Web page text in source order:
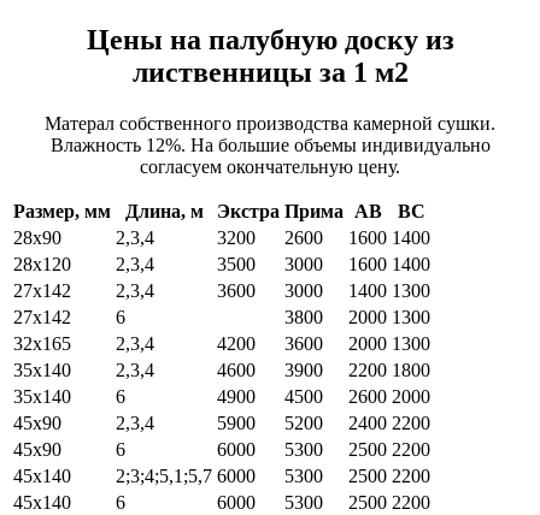
Цены на палубную доску из
лиственницы за 1 м2
Матерал собственного производства камерной сушки.
Влажность 12%. На большие объемы индивидуально
согласуем окончательную цену.
Размер, мм Длина, м Экстра Прима АВ
ВС
28х90
2,3,4 3200 2600 1600 1400
28х120
2,3,4 3500 3000 1600 1400
27х142
2,3,4 3600 3000 1400 1300
27х142
6 3800 2000 1300
32х165
2,3,4 4200 3600 2000 1300
35х140
2,3,4 4600 3900 2200 1800
35х140
6 4900 4500 2600 2000
45х90
2,3,4 5900 5200 2400 2200
45х90
6 6000 5300 2500 2200
45х140
2;3;4;5,1;5,7 6000 5300 2500 2200
45х140
6 6000 5300 2500 2200